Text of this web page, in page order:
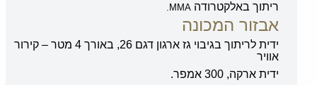
ריתוך באלקטרודה MMA.
אבזור המכונה
ידית לריתוך בגיבוי גז ארגון דגם 26, באורך 4 מטר – קירור
אוויר
ידית ארקה, 300 אמפר.